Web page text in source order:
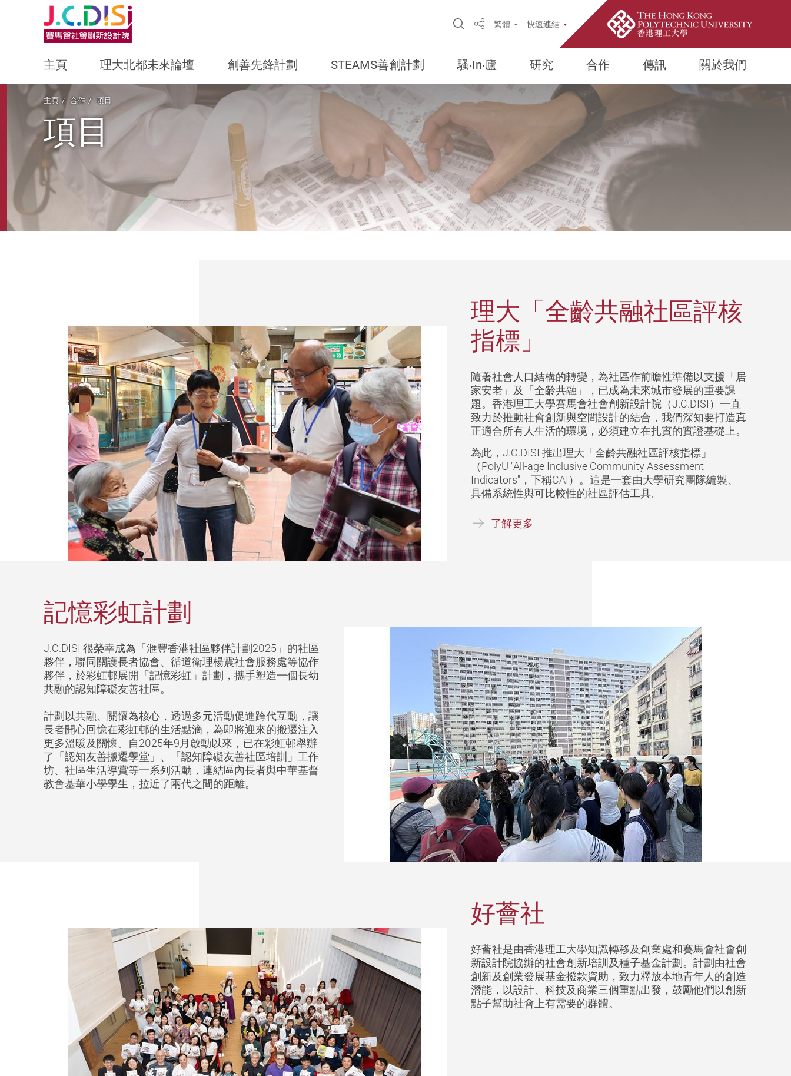
Open Site Search Popup
Share繁體 快速連結
主頁 理大北都未來論壇 創善先鋒計劃 STEAMS善創計劃 騷‧In‧廬 研究 合作 傳訊 關於我們
Start main content
主頁 合作 項目
項目
理大「全齡共融社區評核
指標」
隨著社會人口結構的轉變，為社區作前瞻性準備以支援「居
家安老」及「全齡共融」，已成為未來城市發展的重要課
題。香港理工大學賽馬會社會創新設計院（J.C.DISI）一直
致力於推動社會創新與空間設計的結合，我們深知要打造真
正適合所有人生活的環境，必須建立在扎實的實證基礎上。
為此，J.C.DISI 推出理大「全齡共融社區評核指標」
（PolyU "All-age Inclusive Community Assessment
Indicators"，下稱CAI）。這是一套由大學研究團隊編製、
具備系統性與可比較性的社區評估工具。
了解更多
記憶彩虹計劃
J.C.DISI 很榮幸成為「滙豐香港社區夥伴計劃2025」的社區
夥伴，聯同關護長者協會、循道衛理楊震社會服務處等協作
夥伴，於彩虹邨展開「記憶彩虹」計劃，攜手塑造一個長幼
共融的認知障礙友善社區。
計劃以共融、關懷為核心，透過多元活動促進跨代互動，讓
長者開心回憶在彩虹邨的生活點滴，為即將迎來的搬遷注入
更多溫暖及關懷。自2025年9月啟動以來，已在彩虹邨舉辦
了「認知友善搬遷學堂」、「認知障礙友善社區培訓」工作
坊、社區生活導賞等一系列活動，連結區內長者與中華基督
教會基華小學學生，拉近了兩代之間的距離。
好薈社
好薈社是由香港理工大學知識轉移及創業處和賽馬會社會創
新設計院協辦的社會創新培訓及種子基金計劃。計劃由社會
創新及創業發展基金撥款資助，致力釋放本地青年人的創造
潛能，以設計、科技及商業三個重點出發，鼓勵他們以創新
點子幫助社會上有需要的群體。